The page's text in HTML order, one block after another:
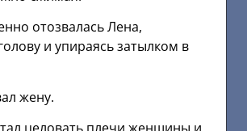
отозвалась Лена,
и упираясь затылком в
жену.